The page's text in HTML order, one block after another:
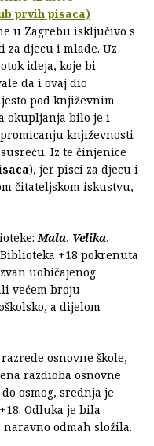
prvih pisaca)
u Zagrebu isključivo s
djecu i mlade. Uz
ideja, koje bi
da i ovaj dio
pod književnim
okupljanja bilo je i
književnosti
Iz te činjenice
), jer pisci za djecu i
čitateljskom iskustvu,
Mala, Velika,
+18 pokrenuta
uobičajenog
većem broju
a dijelom
osnovne škole,
razdioba osnovne
osmog, srednja je
Odluka je bila
naravno odmah složila.